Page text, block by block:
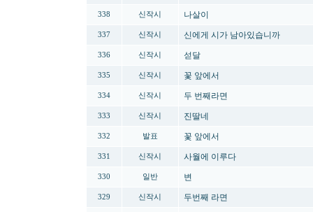
338 신작시 나살이
337 신작시 신에게 시가 남아있습니까
336 신작시 섣달
335 신작시 꽃 앞에서
334 신작시 두 번째라면
333 신작시 진딸네
332 발표 꽃 앞에서
331 신작시 사월에 이루다
330 일반 변
329 신작시 두번째 라면